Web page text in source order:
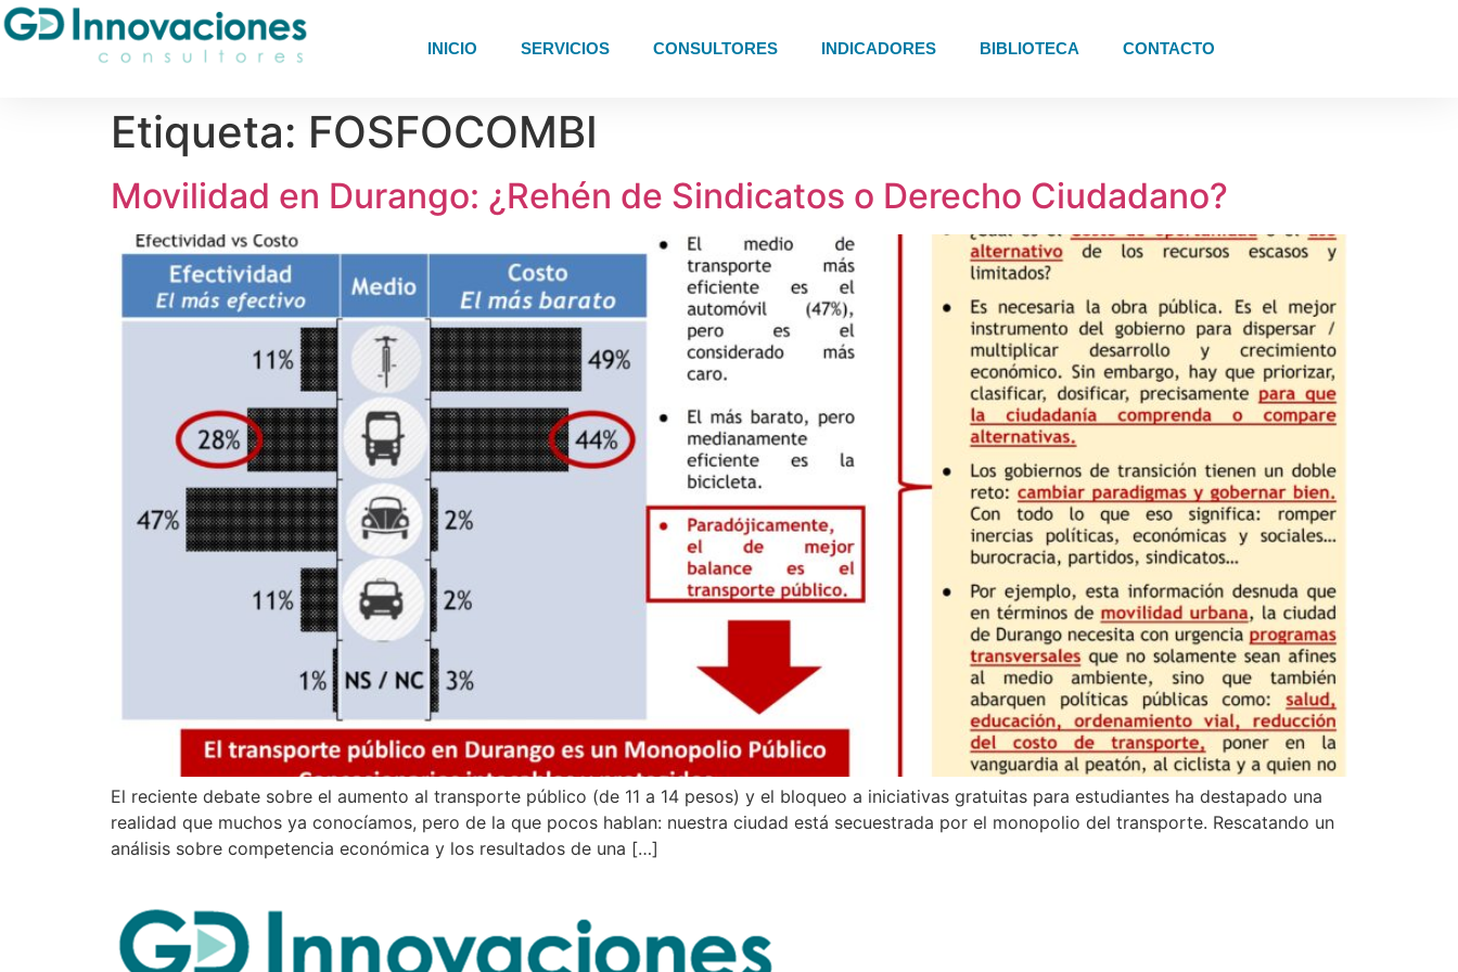
INICIO SERVICIOS CONSULTORES INDICADORES BIBLIOTECA CONTACTO
Etiqueta: FOSFOCOMBI
Movilidad en Durango: ¿Rehén de Sindicatos o Derecho Ciudadano?
El reciente debate sobre el aumento al transporte público (de 11 a 14 pesos) y el bloqueo a iniciativas gratuitas para estudiantes ha destapado una
realidad que muchos ya conocíamos, pero de la que pocos hablan: nuestra ciudad está secuestrada por el monopolio del transporte. Rescatando un
análisis sobre competencia económica y los resultados de una […]